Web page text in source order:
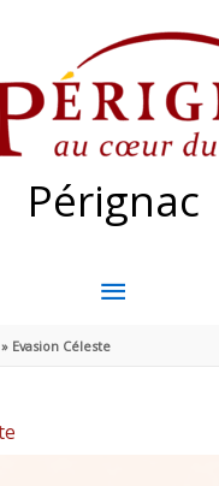
Pérignac
MENU
PRINCIPAL
Evasion Céleste